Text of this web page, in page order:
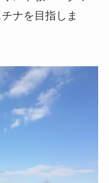
ナを目指しま